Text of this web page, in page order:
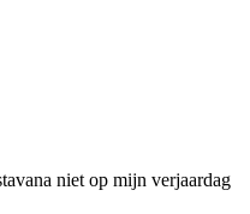
niet op mijn verjaardag